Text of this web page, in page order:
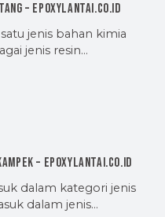
– EpoxyLantai.co.id
jenis bahan kimia
jenis resin…
– EpoxyLantai.co.id
dalam kategori jenis
dalam jenis…